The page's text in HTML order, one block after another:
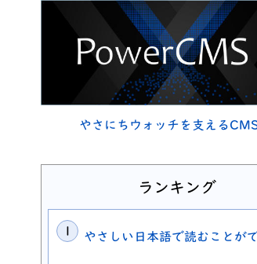
やさにちウォッチを支える
ランキング
やさしい日本語で読むことが